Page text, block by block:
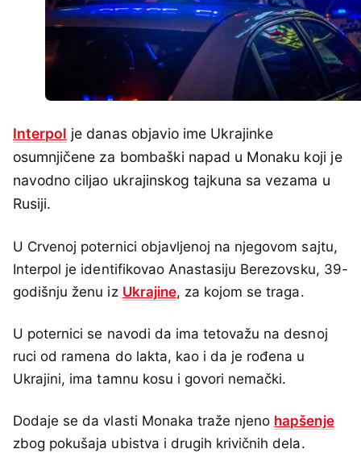
Interpol je danas objavio ime Ukrajinke
osumnjičene za bombaški napad u Monaku koji je
navodno ciljao ukrajinskog tajkuna sa vezama u
Rusiji.
U Crvenoj poternici objavljenoj na njegovom sajtu,
Interpol je identifikovao Anastasiju Berezovsku, 39-
godišnju ženu iz Ukrajine, za kojom se traga.
U poternici se navodi da ima tetovažu na desnoj
ruci od ramena do lakta, kao i da je rođena u
Ukrajini, ima tamnu kosu i govori nemački.
Dodaje se da vlasti Monaka traže njeno hapšenje
zbog pokušaja ubistva i drugih krivičnih dela.